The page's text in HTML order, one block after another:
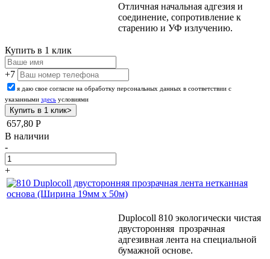
Отличная начальная адгезия и
соединение, сопротивление к
старению и УФ излучению.
Купить в 1 клик
+7
я даю свое согласие на обработку персональных данных в соответствии с
указанными здесь условиями
657,80 Р
В наличии
-
+
Duplocoll 810 экологически чистая
двусторонняя прозрачная
адгезивная лента на специальной
бумажной основе.